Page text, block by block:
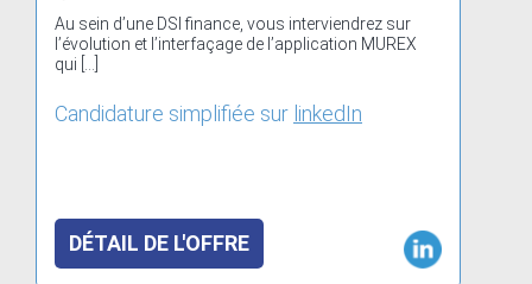
Au sein d’une DSI finance, vous interviendrez sur
l’évolution et l’interfaçage de l’application MUREX
qui […]
Candidature simplifiée sur linkedIn
DÉTAIL DE L'OFFRE